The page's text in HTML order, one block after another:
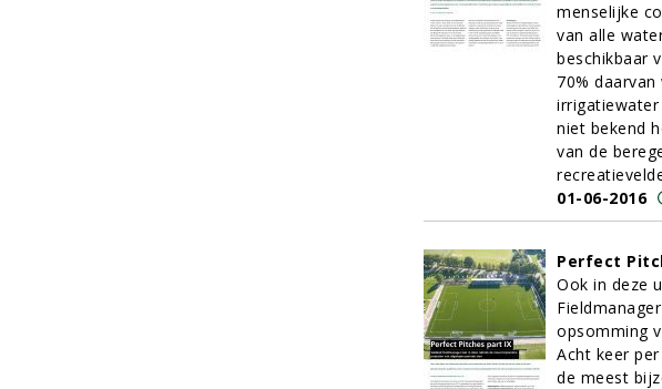
menselijke
van alle
beschikbaar
70%
irrigatiewater
niet bekend
van de
01-06-2016
Perfect
Ook in deze
opsomming
Acht keer
de meest